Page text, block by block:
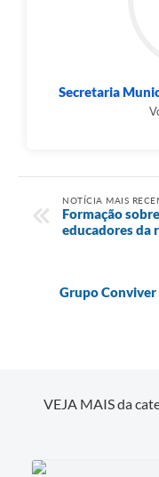
Secretaria
NOTÍCIA MAIS
Formação
educadores da
Grupo Conviver
VEJA MAIS da